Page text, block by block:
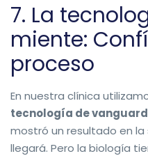
7. La
miente:
proceso
En nuestra clínica
tecnología de
mostró un resultado en
llegará. Pero la biología